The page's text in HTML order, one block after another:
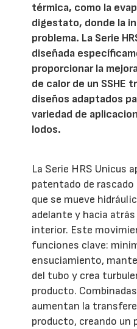
térmica, como la
digestato, donde la
problema. La Serie
diseñada
proporcionar la
de calor de un SSHE
diseños adaptados
variedad de
lodos.
La Serie HRS Unicus
patentado de rascado
que se mueve
adelante y hacia
interior. Este
funciones clave:
ensuciamiento,
del tubo y crea
producto.
aumentan la
producto, creando un